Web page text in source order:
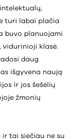
turi labai plačia
buvo planuojami
vidurinioji klasė.
daug
išgyvena naują
ir jos šešėlių
žmonių
ir tai siečiau ne su